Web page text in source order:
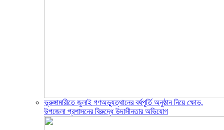
ভূরুঙ্গামারীতে জুলাই গণঅভ্যুত্থানের বর্ষপূর্তি অনুষ্ঠান নিয়ে ক্ষোভ,
উপজেলা প্রশাসনের বিরুদ্ধে উদাসীনতার অভিযোগ